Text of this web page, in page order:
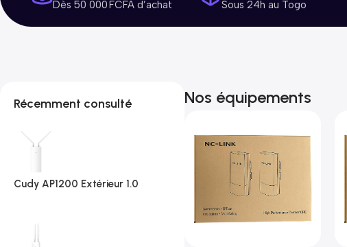
Dès 50 000 FCFA d’achat Sous 24h au Togo
Récemment consulté
Cudy AP1200 Extérieur 1.0
Nos équipements